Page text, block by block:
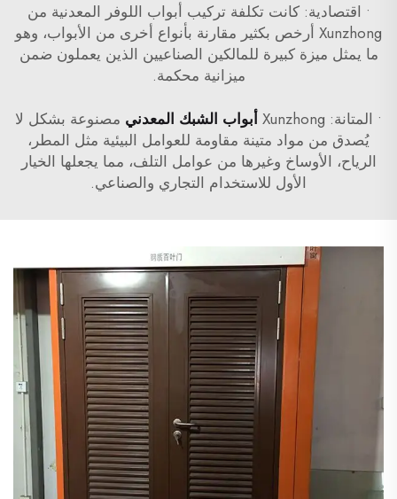
• اقتصادية: كانت تكلفة تركيب أبواب اللوفر المعدنية من
Xunzhong أرخص بكثير مقارنة بأنواع أخرى من الأبواب، وهو
ما يمثل ميزة كبيرة للمالكين الصناعيين الذين يعملون ضمن
ميزانية محكمة.
• المتانة: Xunzhong أبواب الشبك المعدني مصنوعة بشكل لا
يُصدق من مواد متينة مقاومة للعوامل البيئية مثل المطر،
الرياح، الأوساخ وغيرها من عوامل التلف، مما يجعلها الخيار
الأول للاستخدام التجاري والصناعي.